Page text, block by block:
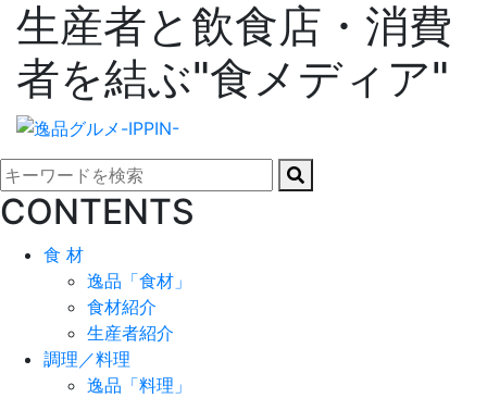
生産者と飲食店・消費
者を結ぶ"食メディア"
CONTENTS
食 材
逸品「食材」
食材紹介
生産者紹介
調理／料理
逸品「料理」